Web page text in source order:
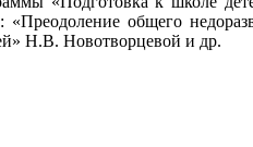
общего
Н.В. Новотворцевой и др.